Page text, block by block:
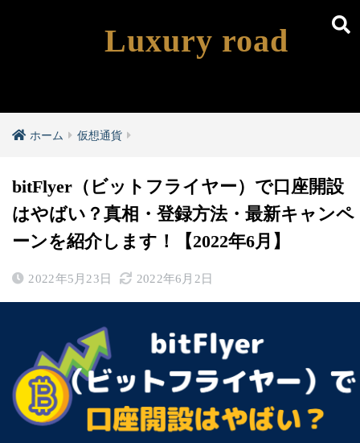
Luxury road
ホーム 仮想通貨
bitFlyer（ビットフライヤー）で口座開設
はやばい？真相・登録方法・最新キャンペ
ーンを紹介します！【2022年6月】
2022年5月23日 2022年6月2日